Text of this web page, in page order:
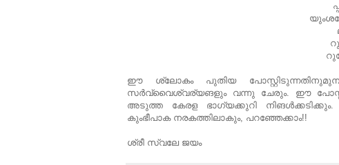
ഈ ശ്ലോകം പുതിയ
സര്‍വ്വൈശ്വര്യങളും വന്നു ചേരും. ഈ പോസ്റ്റ്
അടുത്ത കേരള ഭാഗ്യക്കുറി
കുംഭീപാക നരകത്തിലാകും, പറഞ്ഞേക്കാം!!
ശ്രീ സ്വലേ ജയം